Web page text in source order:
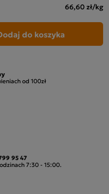
66,60 zł/kg
do koszyka
od 100zł
95 47
7:30 - 15:00.